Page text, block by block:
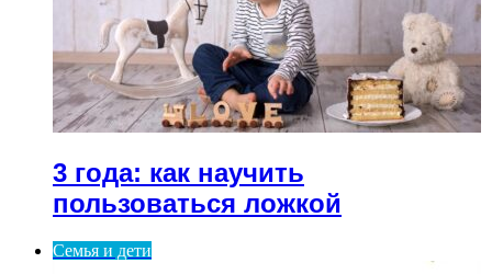
3 года: как научить
пользоваться ложкой
Семья и дети